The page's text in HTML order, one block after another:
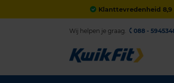
Klanttevredenheid 8,9
Wij helpen je graag. 088 -